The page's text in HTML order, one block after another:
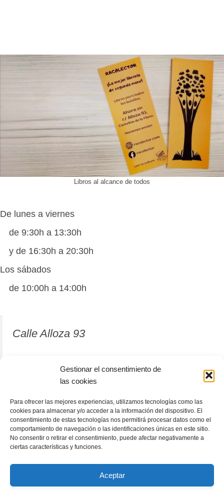
Gestionar el consentimiento de
las cookies
Para ofrecer las mejores experiencias, utilizamos tecnologías como las
cookies para almacenar y/o acceder a la información del dispositivo. El
consentimiento de estas tecnologías nos permitirá procesar datos como el
comportamiento de navegación o las identificaciones únicas en este sitio.
No consentir o retirar el consentimiento, puede afectar negativamente a
ciertas características y funciones.
Aceptar
Libros al alcance de todos
De lunes a viernes
de 9:30h a 13:30h
y de 16:30h a 20:30h
Los sábados
de 10:00h a 14:00h
Calle Alloza 93
12001 Castellón de la Plana
964 81 37 63